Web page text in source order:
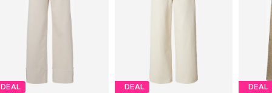
DEAL DEAL DEAL